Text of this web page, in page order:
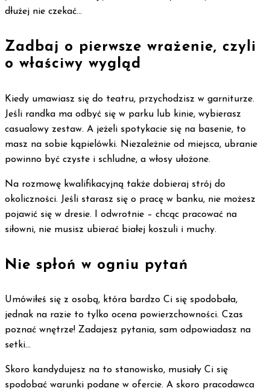
dłużej nie czekać…
Zadbaj o pierwsze wrażenie, czyli
o właściwy wygląd
Kiedy umawiasz się do teatru, przychodzisz w garniturze.
Jeśli randka ma odbyć się w parku lub kinie, wybierasz
casualowy zestaw. A jeżeli spotykacie się na basenie, to
masz na sobie kąpielówki. Niezależnie od miejsca, ubranie
powinno być czyste i schludne, a włosy ułożone.
Na rozmowę kwalifikacyjną także dobieraj strój do
okoliczności. Jeśli starasz się o pracę w banku, nie możesz
pojawić się w dresie. I odwrotnie – chcąc pracować na
siłowni, nie musisz ubierać białej koszuli i muchy.
Nie spłoń w ogniu pytań
Umówiłeś się z osobą, która bardzo Ci się spodobała,
jednak na razie to tylko ocena powierzchowności. Czas
poznać wnętrze! Zadajesz pytania, sam odpowiadasz na
setki…
Skoro kandydujesz na to stanowisko, musiały Ci się
spodobać warunki podane w ofercie. A skoro pracodawca